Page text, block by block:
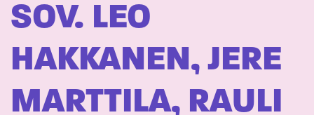
SOV. LEO
HAKKANEN, JERE
MARTTILA, RAULI